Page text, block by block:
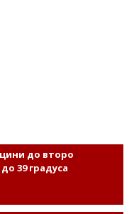
до второ
39 градуса